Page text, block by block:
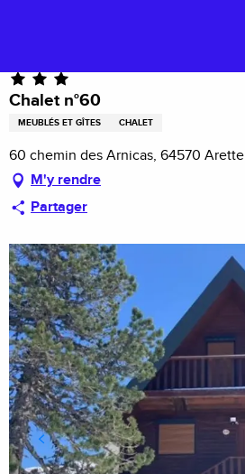
principal
Chalet n°60
MEUBLÉS ET GÎTES CHALET
60 chemin des Arnicas, 64570 Arette
M'y rendre
Partager